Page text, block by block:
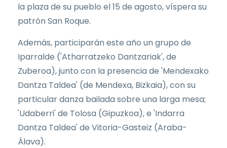
la plaza de su pueblo el 15 de agosto, víspera su
patrón San Roque.
Además, participarán este año un grupo de
Iparralde ('Atharratzeko Dantzariak', de
Zuberoa), junto con la presencia de 'Mendexako
Dantza Taldea' (de Mendexa, Bizkaia), con su
particular danza bailada sobre una larga mesa;
'Udaberri' de Tolosa (Gipuzkoa), e 'Indarra
Dantza Taldea' de Vitoria-Gasteiz (Araba-
Álava).